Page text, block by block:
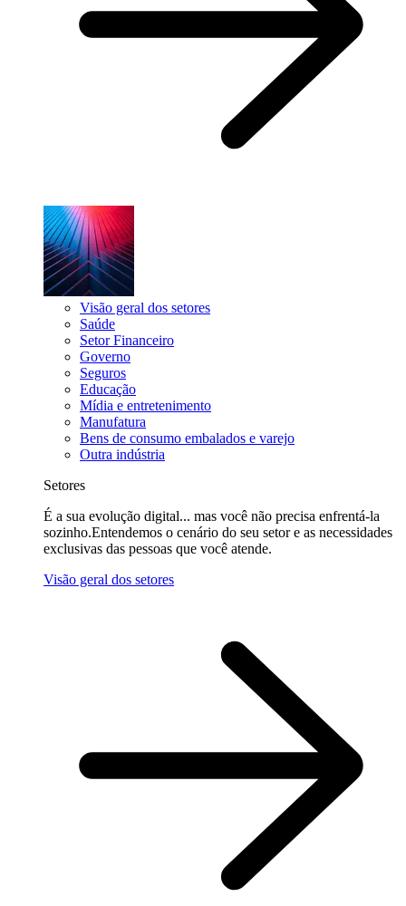
Visão geral dos setores
Saúde
Setor Financeiro
Governo
Seguros
Educação
Mídia e entretenimento
Manufatura
Bens de consumo embalados e varejo
Outra indústria
Setores
É a sua evolução digital... mas você não precisa enfrentá-la
sozinho.Entendemos o cenário do seu setor e as necessidades
exclusivas das pessoas que você atende.
Visão geral dos setores